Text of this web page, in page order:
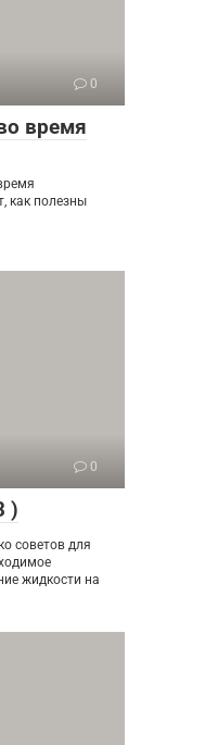
0
время
как полезны
0
)
советов для
жидкости на